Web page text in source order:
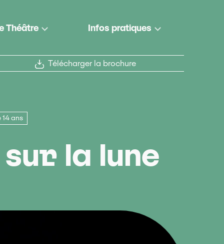
Théâtre Infos pratiques
Télécharger la brochure
ans
la lune